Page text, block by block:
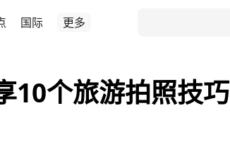
国际 更多
10个旅游拍照技巧